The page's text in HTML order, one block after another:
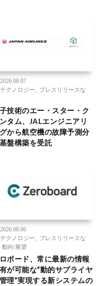
2026.08.07
テクノロジー
プレスリリースな
技術のエー・スター・ク
タム、JALエンジニアリ
から航空機の故障予測分
盤構築を受託
2026.08.06
テクノロジー
プレスリリースな
動向/展望
ボード、常に最新の情報
が可能な“動的サプライヤ
理”実現する新システムの